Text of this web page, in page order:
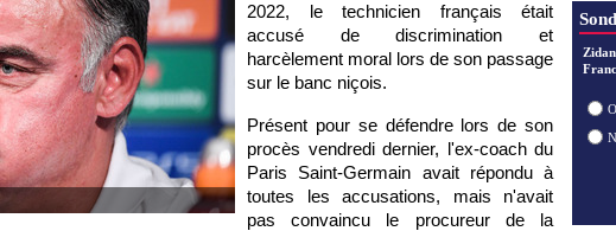
2022, le technicien français était
accusé de discrimination et
harcèlement moral lors de son passage
sur le banc niçois.
Présent pour se défendre lors de son
procès vendredi dernier, l'ex-coach du
Paris Saint-Germain avait répondu à
toutes les accusations, mais n'avait
pas convaincu le procureur de la